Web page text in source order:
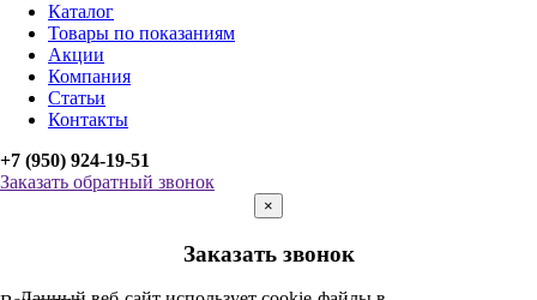
Каталог
Товары по показаниям
Акции
Компания
Статьи
Контакты
+7 (950) 924-19-51
Заказать обратный звонок
×
Заказать звонок